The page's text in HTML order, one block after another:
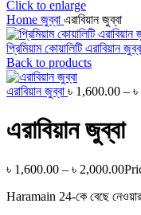
Click to enlarge
Home জুব্বা এরাবিয়ান জুব্বা
প্রিমিয়াম কোয়ালিটি এরাবিয়ান
Back to products
এরাবিয়ান জুব্বা ৳ 1,600.00 – ৳
এরাবিয়ান জুব্বা
৳ 1,600.00 – ৳ 2,000.00
Haramain 24-কে বেছে